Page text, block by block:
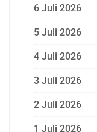
6 Juli 2026
5 Juli 2026
4 Juli 2026
3 Juli 2026
2 Juli 2026
1 Juli 2026